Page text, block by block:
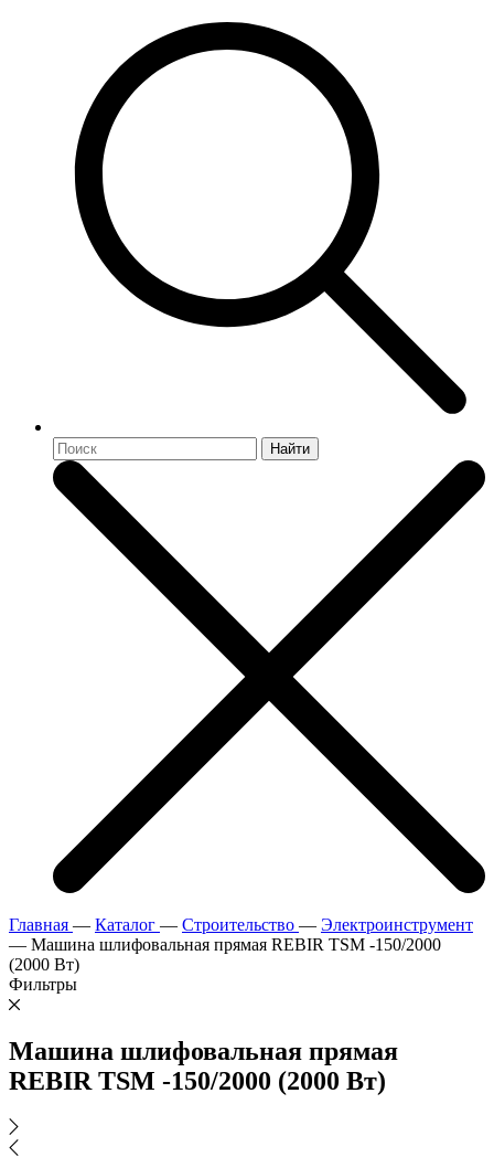
Найти
Главная — Каталог — Строительство — Электроинструмент
— Машина шлифовальная прямая REBIR TSM -150/2000
(2000 Вт)
Фильтры
Машина шлифовальная прямая
REBIR TSM -150/2000 (2000 Вт)